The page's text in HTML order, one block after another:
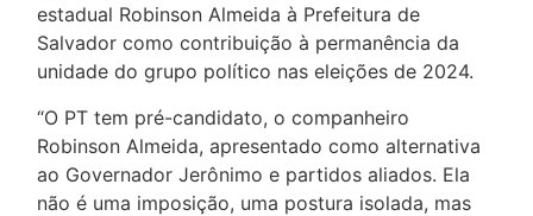
estadual Robinson Almeida à Prefeitura de
Salvador como contribuição à permanência da
unidade do grupo político nas eleições de 2024.
“O PT tem pré-candidato, o companheiro
Robinson Almeida, apresentado como alternativa
ao Governador Jerônimo e partidos aliados. Ela
não é uma imposição, uma postura isolada, mas